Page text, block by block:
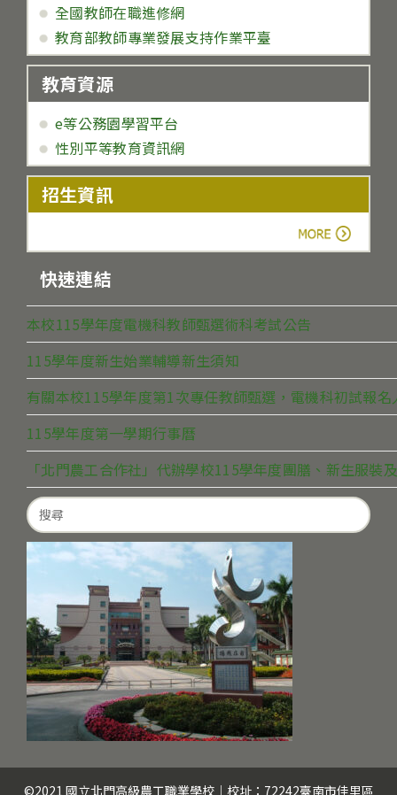
全國教師在職進修網
教育部教師專業發展支持作業平臺
教育資源
e等公務園學習平台
性別平等教育資訊網
招生資訊
快速連結
本校115學年度電機科教師甄選術科考試公告
115學年度新生始業輔導新生須知
有關本校115學年度第1次專任教師甄選，電機科初試報
115學年度第一學期行事曆
「北門農工合作社」代辦學校115學年度團膳、新生服裝
Search
for:
©2021 國立北門高級農工職業學校｜校址：72242臺南市佳里區